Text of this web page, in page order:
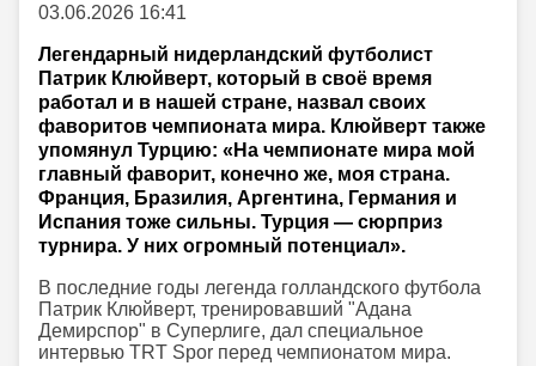
03.06.2026 16:41
Легендарный нидерландский футболист
Патрик Клюйверт, который в своё время
работал и в нашей стране, назвал своих
фаворитов чемпионата мира. Клюйверт также
упомянул Турцию: «На чемпионате мира мой
главный фаворит, конечно же, моя страна.
Франция, Бразилия, Аргентина, Германия и
Испания тоже сильны. Турция — сюрприз
турнира. У них огромный потенциал».
В последние годы легенда голландского футбола
Патрик Клюйверт, тренировавший "Адана
Демирспор" в Суперлиге, дал специальное
интервью TRT Spor перед чемпионатом мира.